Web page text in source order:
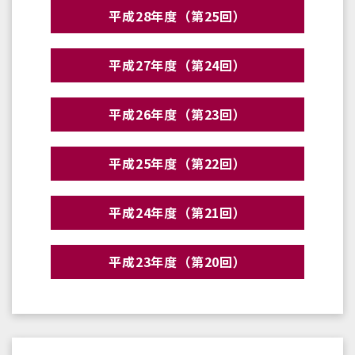
平成28年度（第25回）
平成27年度（第24回）
平成26年度（第23回）
平成25年度（第22回）
平成24年度（第21回）
平成23年度（第20回）